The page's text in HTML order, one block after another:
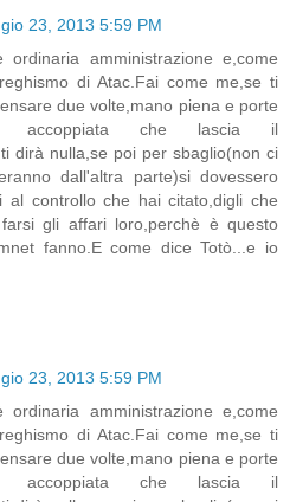
23, 2013 5:59 PM
amministrazione e,come
di Atac.Fai come me,se ti
due volte,mano piena e porte
accoppiata che lascia il
dirà nulla,se poi per sbaglio(non ci
dall'altra parte)si dovessero
al controllo che hai citato,digli che
gli affari loro,perchè è questo
fanno.E come dice Totò...e io
23, 2013 5:59 PM
amministrazione e,come
di Atac.Fai come me,se ti
due volte,mano piena e porte
accoppiata che lascia il